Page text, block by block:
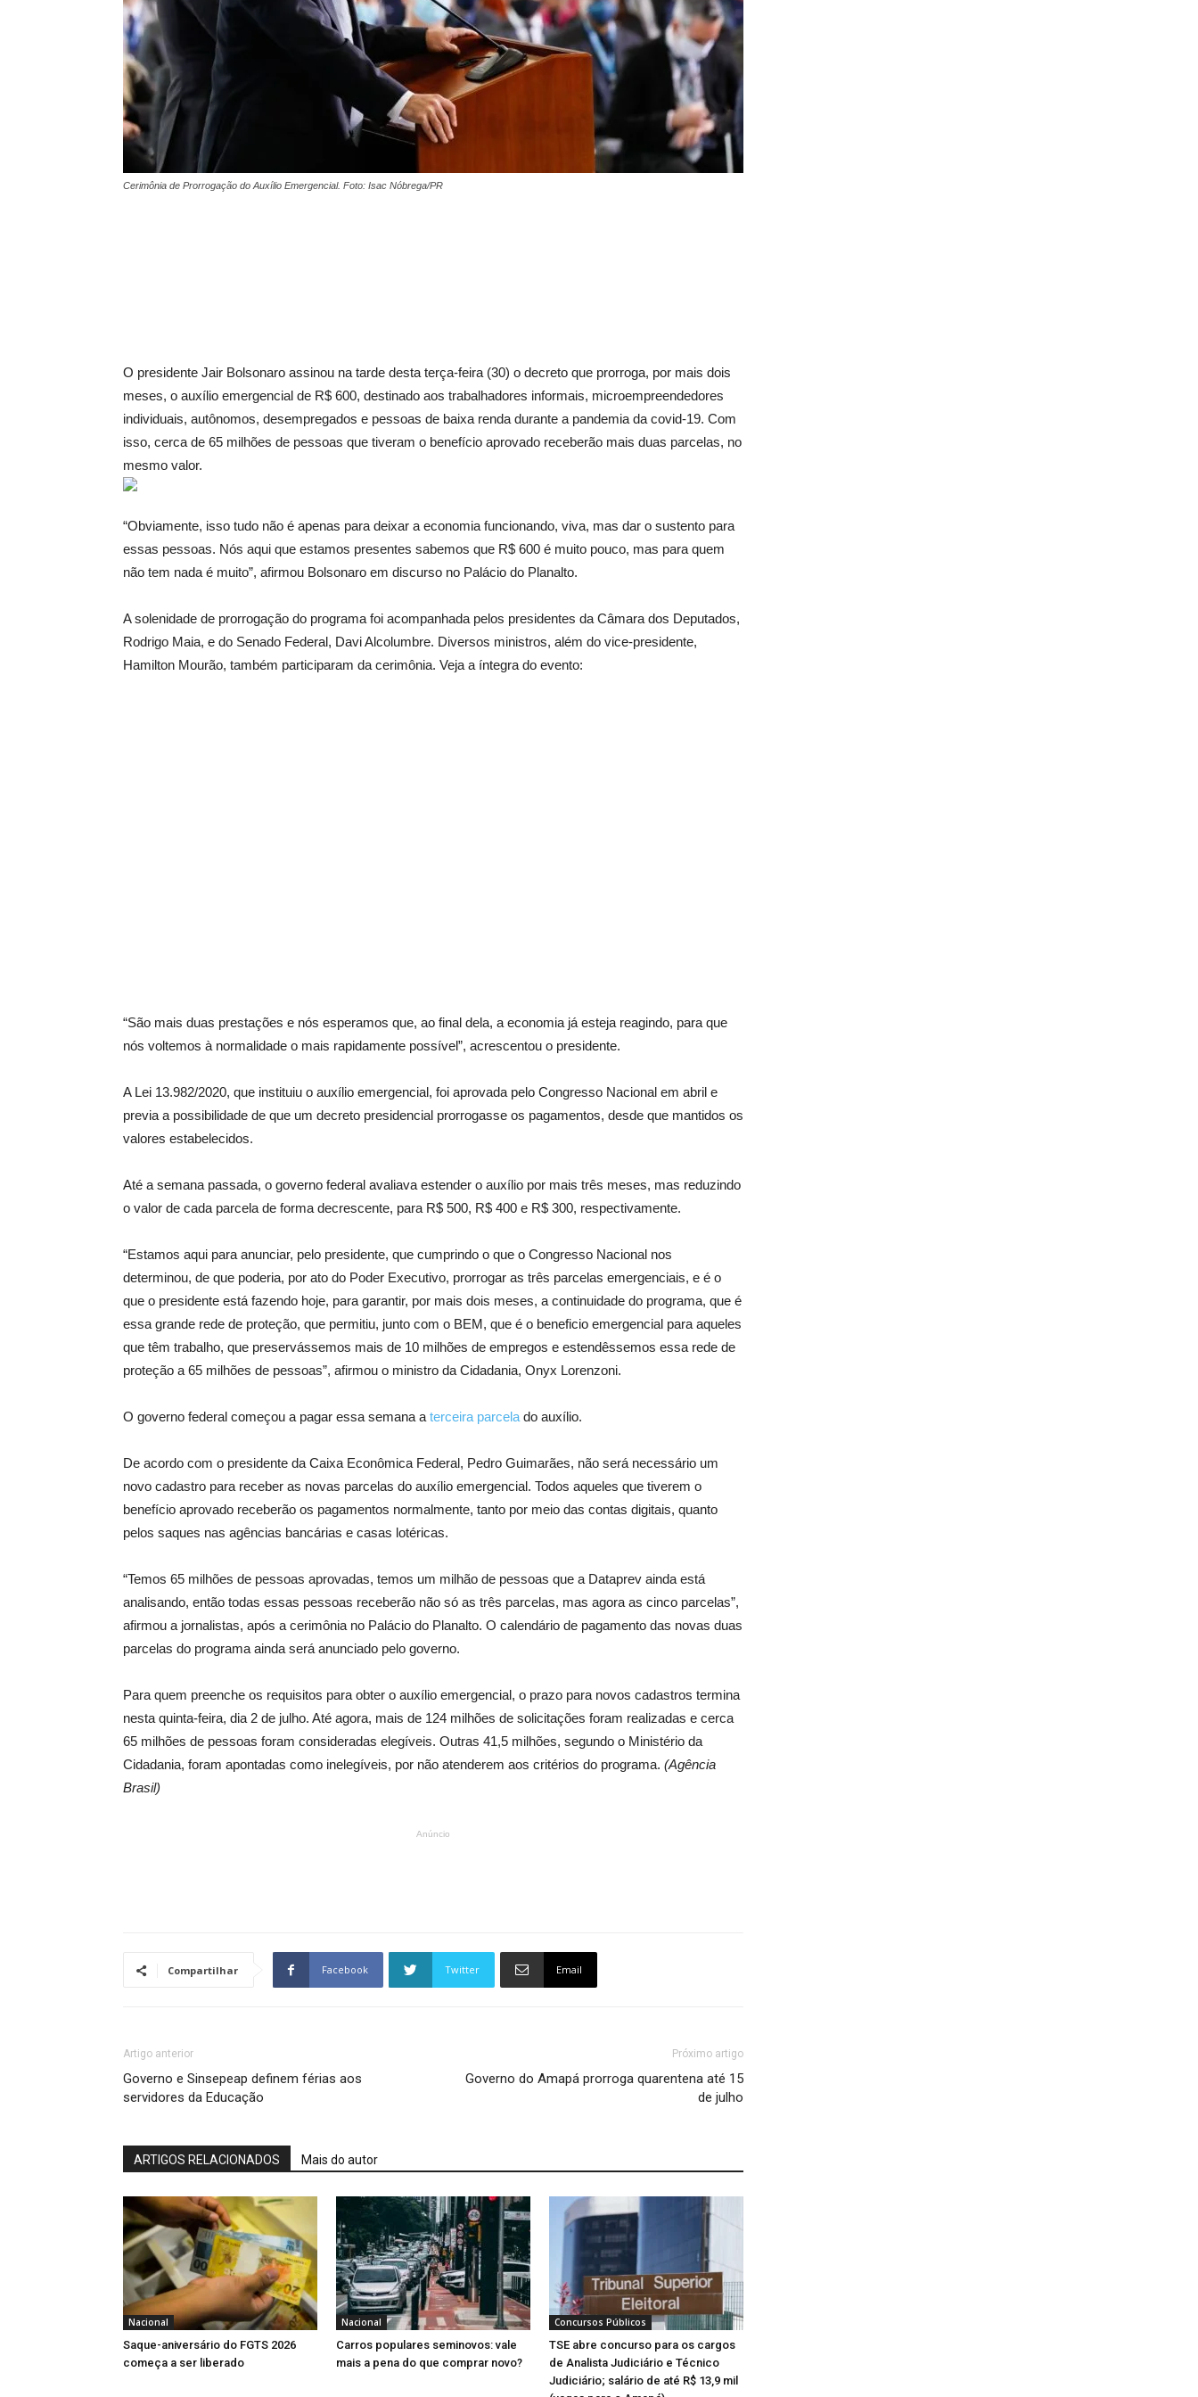
Cerimônia de Prorrogação do Auxílio Emergencial. Foto: Isac Nóbrega/PR
O presidente Jair Bolsonaro assinou na tarde desta terça-feira (30) o decreto que prorroga, por mais dois
meses, o auxílio emergencial de R$ 600, destinado aos trabalhadores informais, microempreendedores
individuais, autônomos, desempregados e pessoas de baixa renda durante a pandemia da covid-19. Com
isso, cerca de 65 milhões de pessoas que tiveram o benefício aprovado receberão mais duas parcelas, no
mesmo valor.
“Obviamente, isso tudo não é apenas para deixar a economia funcionando, viva, mas dar o sustento para
essas pessoas. Nós aqui que estamos presentes sabemos que R$ 600 é muito pouco, mas para quem
não tem nada é muito”, afirmou Bolsonaro em discurso no Palácio do Planalto.
A solenidade de prorrogação do programa foi acompanhada pelos presidentes da Câmara dos Deputados,
Rodrigo Maia, e do Senado Federal, Davi Alcolumbre. Diversos ministros, além do vice-presidente,
Hamilton Mourão, também participaram da cerimônia. Veja a íntegra do evento:
“São mais duas prestações e nós esperamos que, ao final dela, a economia já esteja reagindo, para que
nós voltemos à normalidade o mais rapidamente possível”, acrescentou o presidente.
A Lei 13.982/2020, que instituiu o auxílio emergencial, foi aprovada pelo Congresso Nacional em abril e
previa a possibilidade de que um decreto presidencial prorrogasse os pagamentos, desde que mantidos os
valores estabelecidos.
Até a semana passada, o governo federal avaliava estender o auxílio por mais três meses, mas reduzindo
o valor de cada parcela de forma decrescente, para R$ 500, R$ 400 e R$ 300, respectivamente.
“Estamos aqui para anunciar, pelo presidente, que cumprindo o que o Congresso Nacional nos
determinou, de que poderia, por ato do Poder Executivo, prorrogar as três parcelas emergenciais, e é o
que o presidente está fazendo hoje, para garantir, por mais dois meses, a continuidade do programa, que é
essa grande rede de proteção, que permitiu, junto com o BEM, que é o beneficio emergencial para aqueles
que têm trabalho, que preservássemos mais de 10 milhões de empregos e estendêssemos essa rede de
proteção a 65 milhões de pessoas”, afirmou o ministro da Cidadania, Onyx Lorenzoni.
O governo federal começou a pagar essa semana a terceira parcela do auxílio.
De acordo com o presidente da Caixa Econômica Federal, Pedro Guimarães, não será necessário um
novo cadastro para receber as novas parcelas do auxílio emergencial. Todos aqueles que tiverem o
benefício aprovado receberão os pagamentos normalmente, tanto por meio das contas digitais, quanto
pelos saques nas agências bancárias e casas lotéricas.
“Temos 65 milhões de pessoas aprovadas, temos um milhão de pessoas que a Dataprev ainda está
analisando, então todas essas pessoas receberão não só as três parcelas, mas agora as cinco parcelas”,
afirmou a jornalistas, após a cerimônia no Palácio do Planalto. O calendário de pagamento das novas duas
parcelas do programa ainda será anunciado pelo governo.
Para quem preenche os requisitos para obter o auxílio emergencial, o prazo para novos cadastros termina
nesta quinta-feira, dia 2 de julho. Até agora, mais de 124 milhões de solicitações foram realizadas e cerca
65 milhões de pessoas foram consideradas elegíveis. Outras 41,5 milhões, segundo o Ministério da
Cidadania, foram apontadas como inelegíveis, por não atenderem aos critérios do programa. (Agência
Brasil)
Anúncio
Compartilhar Facebook Twitter Email
Artigo anterior
Governo e Sinsepeap definem férias aos
servidores da Educação
Próximo artigo
Governo do Amapá prorroga quarentena até 15
de julho
ARTIGOS RELACIONADOS Mais do autor
Nacional
Saque-aniversário do FGTS 2026
começa a ser liberado
Nacional
Carros populares seminovos: vale
mais a pena do que comprar novo?
Concursos Públicos
TSE abre concurso para os cargos
de Analista Judiciário e Técnico
Judiciário; salário de até R$ 13,9 mil